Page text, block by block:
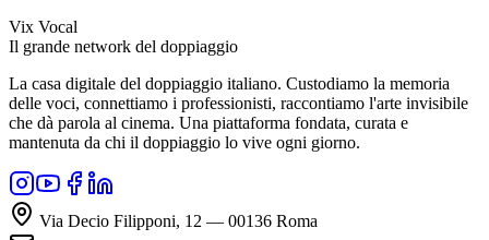
Vix Vocal
Il grande network del doppiaggio
La casa digitale del doppiaggio italiano. Custodiamo la memoria
delle voci, connettiamo i professionisti, raccontiamo l'arte invisibile
che dà parola al cinema. Una piattaforma fondata, curata e
mantenuta da chi il doppiaggio lo vive ogni giorno.
Via Decio Filipponi, 12 — 00136 Roma